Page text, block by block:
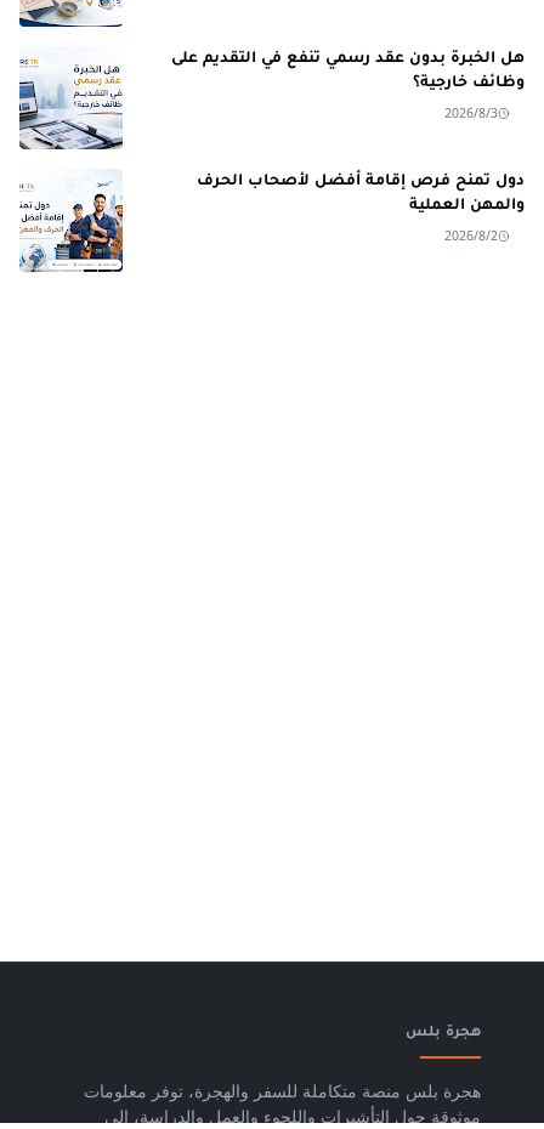
هل الخبرة بدون عقد رسمي تنفع في التقديم على
وظائف خارجية؟
2026/8/3
دول تمنح فرص إقامة أفضل لأصحاب الحرف
والمهن العملية
2026/8/2
هجرة بلس
هجرة بلس منصة متكاملة للسفر والهجرة، توفر معلومات
موثوقة حول التأشيرات واللجوء والعمل والدراسة، إلى